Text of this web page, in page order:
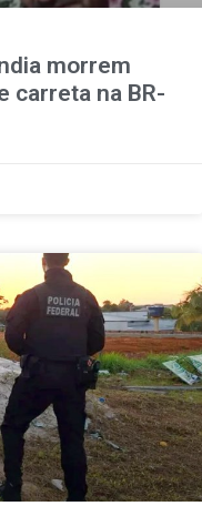
morrem
carreta na BR-